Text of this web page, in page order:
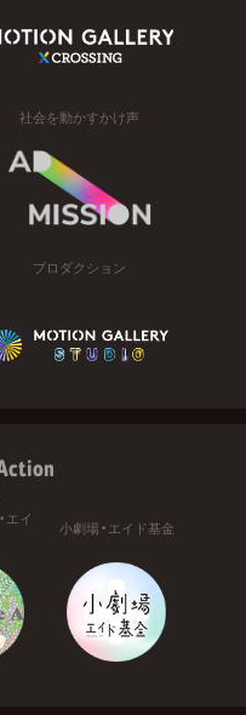
社会を動かすかけ声
プロダクション
エイ
小劇場・エイド基金